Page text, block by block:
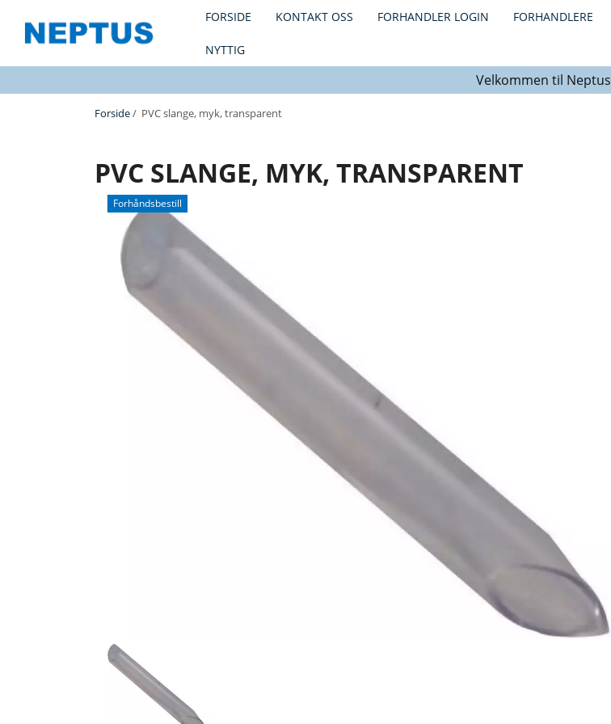
FORSIDE KONTAKT OSS FORHANDLER LOGIN FORHANDLERE
NYTTIG
Velkommen til Neptus
Forside/ PVC slange, myk, transparent
PVC SLANGE, MYK, TRANSPARENT
Forhåndsbestill